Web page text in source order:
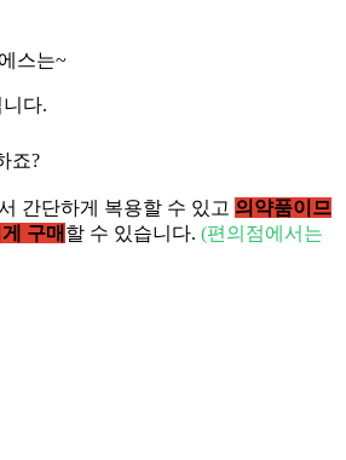
스는~
니다.
죠?
간단하게 복용할 수 있고 의약품이므
구매 할 수 있습니다. (편의점에서는